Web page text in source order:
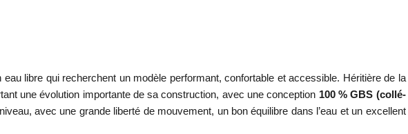
libre qui recherchent un modèle performant, confortable et accessible. Héritière de la
une évolution importante de sa construction, avec une conception 100 % GBS (collé-
avec une grande liberté de mouvement, un bon équilibre dans l’eau et un excellent